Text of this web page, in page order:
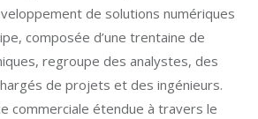
de solutions numériques
composée d’une trentaine de
regroupe des analystes, des
de projets et des ingénieurs.
commerciale étendue à travers le